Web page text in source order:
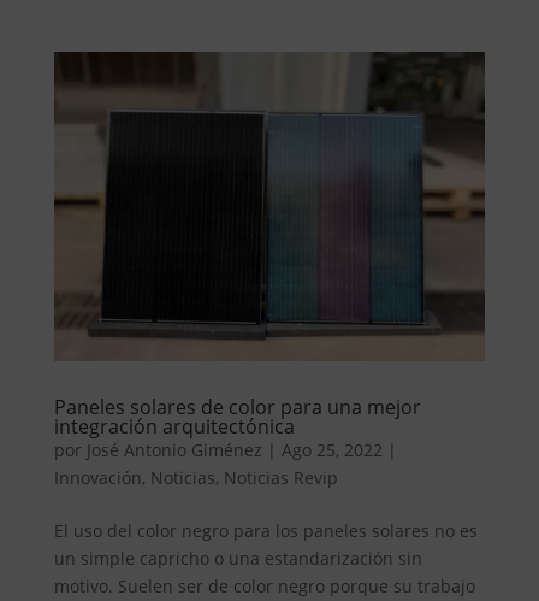
Paneles solares de color para una mejor
integración arquitectónica
por José Antonio Giménez | Ago 25, 2022 |
Innovación, Noticias, Noticias Revip
El uso del color negro para los paneles solares no es
un simple capricho o una estandarización sin
motivo. Suelen ser de color negro porque su trabajo